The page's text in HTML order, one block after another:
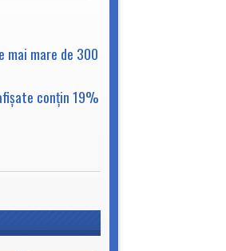
mare de 300
conţin 19%